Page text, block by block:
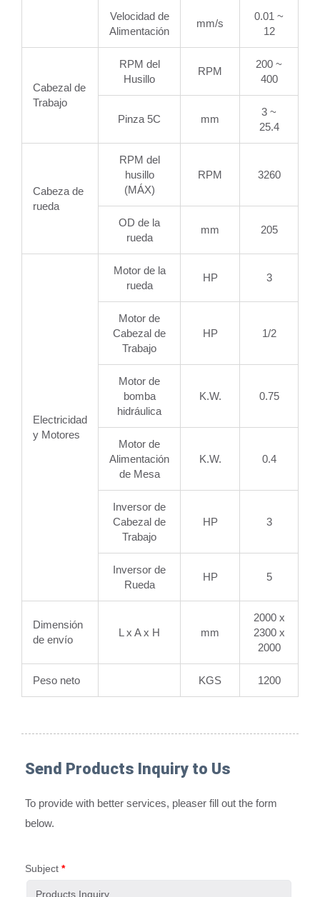
Velocidad de
Alimentación
mm/s
0.01 ~
12
Cabezal de
Trabajo
RPM del
Husillo
RPM
200 ~
400
Pinza 5C mm
3 ~
25.4
Cabeza de
rueda
RPM del
husillo
(MÁX)
RPM 3260
OD de la
rueda
mm 205
Electricidad
y Motores
Motor de la
rueda
HP 3
Motor de
Cabezal de
Trabajo
HP 1/2
Motor de
bomba
hidráulica
K.W. 0.75
Motor de
Alimentación
de Mesa
K.W. 0.4
Inversor de
Cabezal de
Trabajo
HP 3
Inversor de
Rueda
HP 5
Dimensión
de envío
L x A x H mm
2000 x
2300 x
2000
Peso neto KGS 1200